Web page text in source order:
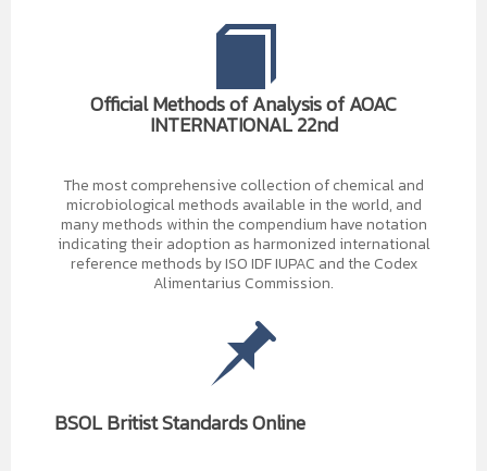
Official Methods of Analysis of AOAC
INTERNATIONAL 22nd
The most comprehensive collection of chemical and
microbiological methods available in the world, and
many methods within the compendium have notation
indicating their adoption as harmonized international
reference methods by ISO IDF IUPAC and the Codex
Alimentarius Commission.
BSOL Britist Standards Online